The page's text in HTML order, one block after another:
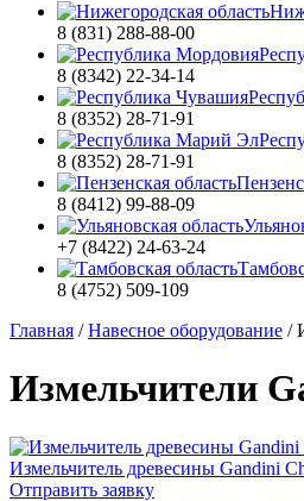
8 (831) 288-88-00
8 (8342) 22-34-14
8 (8352) 28-71-91
8 (8352) 28-71-91
8 (8412) 99-88-09
+7 (8422) 24-63-24
8 (4752) 509-109
Главная /Навесное оборудование /
Измельчители
Измельчитель древесины Gandini
Отправить заявку